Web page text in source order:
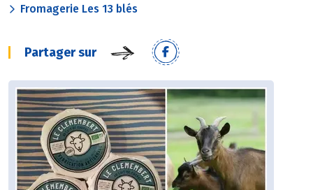
Fromagerie Les 13 blés
Partager sur